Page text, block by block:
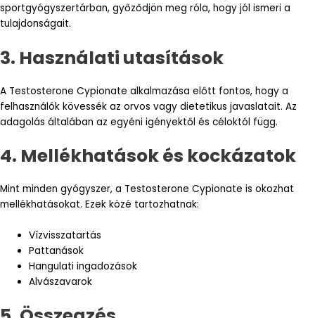
sportgyógyszertárban, győződjön meg róla, hogy jól ismeri a
tulajdonságait.
3. Használati utasítások
A Testosterone Cypionate alkalmazása előtt fontos, hogy a
felhasználók kövessék az orvos vagy dietetikus javaslatait. Az
adagolás általában az egyéni igényektől és céloktól függ.
4. Mellékhatások és kockázatok
Mint minden gyógyszer, a Testosterone Cypionate is okozhat
mellékhatásokat. Ezek közé tartozhatnak:
Vízvisszatartás
Pattanások
Hangulati ingadozások
Alvászavarok